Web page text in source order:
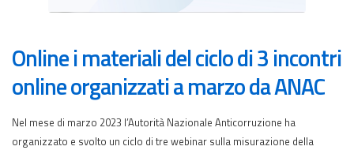
Online i materiali del ciclo di 3 incontri
online organizzati a marzo da ANAC
Nel mese di marzo 2023 l’Autorità Nazionale Anticorruzione ha
organizzato e svolto un ciclo di tre webinar sulla misurazione della